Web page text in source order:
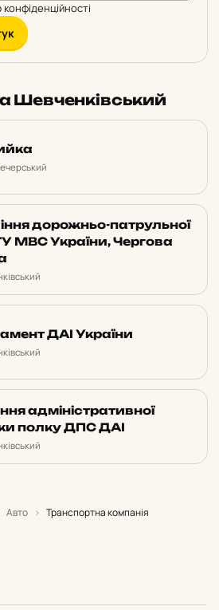
Шевченківський
дорожньо-патрульної
ГУ МВС України, Чергова
ДАІ України
адміністративної
полку ДПС ДАІ
Авто › Транспортна компанія